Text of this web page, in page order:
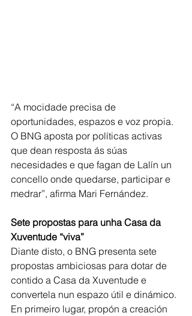
“A mocidade precisa de
oportunidades, espazos e voz propia.
O BNG aposta por políticas activas
que dean resposta ás súas
necesidades e que fagan de Lalín un
concello onde quedarse, participar e
medrar”, afirma Mari Fernández.
Sete propostas para unha Casa da
Xuventude “viva”
Diante disto, o BNG presenta sete
propostas ambiciosas para dotar de
contido a Casa da Xuventude e
convertela nun espazo útil e dinámico.
En primeiro lugar, propón a creación